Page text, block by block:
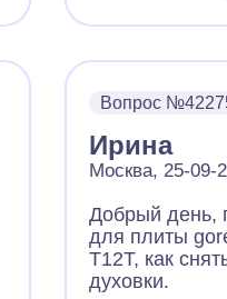
Вопрос
Ирина
Москва, 25-09-
Добрый день,
для плиты
T12T, как
духовки.